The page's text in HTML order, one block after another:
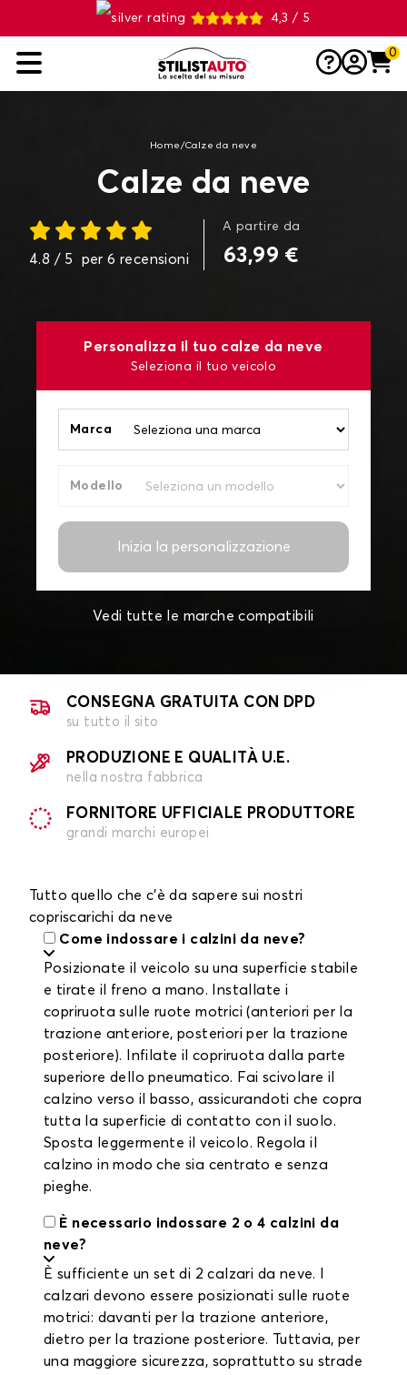
4,3 / 5
0
Home /Calze da neve
Calze da neve
4.8 / 5 per 6 recensioni
A partire da
63,99 €
Personalizza il tuo calze da neve
Seleziona il tuo veicolo
Marca
Modello
Inizia la personalizzazione
Vedi tutte le marche compatibili
CONSEGNA GRATUITA CON DPD
su tutto il sito
PRODUZIONE E QUALITÀ U.E.
nella nostra fabbrica
FORNITORE UFFICIALE PRODUTTORE
grandi marchi europei
Tutto quello che c'è da sapere sui nostri
copriscarichi da neve
Come indossare i calzini da neve?
Posizionate il veicolo su una superficie stabile
e tirate il freno a mano. Installate i
copriruota sulle ruote motrici (anteriori per la
trazione anteriore, posteriori per la trazione
posteriore). Infilate il copriruota dalla parte
superiore dello pneumatico. Fai scivolare il
calzino verso il basso, assicurandoti che copra
tutta la superficie di contatto con il suolo.
Sposta leggermente il veicolo. Regola il
calzino in modo che sia centrato e senza
pieghe.
È necessario indossare 2 o 4 calzini da
neve?
È sufficiente un set di 2 calzari da neve. I
calzari devono essere posizionati sulle ruote
motrici: davanti per la trazione anteriore,
dietro per la trazione posteriore. Tuttavia, per
una maggiore sicurezza, soprattutto su strade